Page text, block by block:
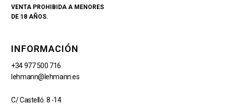
VENTA PROHIBIDA A MENORES
DE 18 AÑOS.
INFORMACIÓN
+34 977 500 716
lehmann@lehmann.es
C/ Castelló. 8 -14